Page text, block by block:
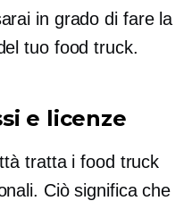
in grado di fare la
tuo food truck.
e licenze
tratta i food truck
Ciò significa che